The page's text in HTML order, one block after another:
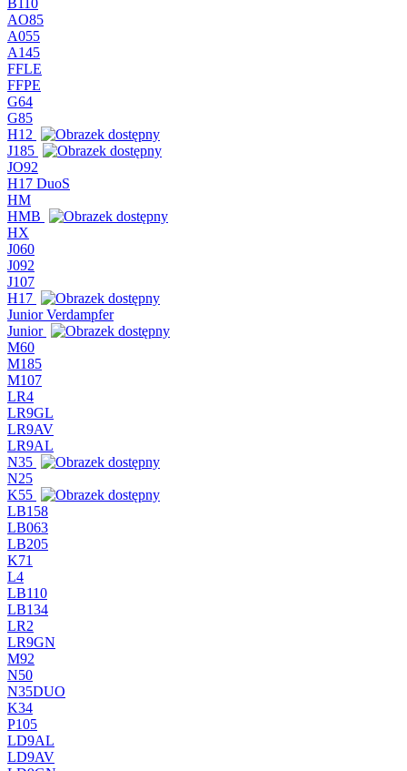
AO85
A055
A145
FFLE
FFPE
G64
G85
H12
J185
JO92
H17 DuoS
HM
HMB
HX
J060
J092
J107
H17
Junior Verdampfer
Junior
M60
M185
M107
LR4
LR9GL
LR9AV
LR9AL
N35
N25
K55
LB158
LB063
LB205
K71
L4
LB110
LB134
LR2
LR9GN
M92
N50
N35DUO
K34
P105
LD9AL
LD9AV